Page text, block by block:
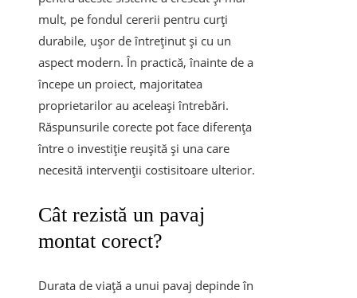
mult, pe fondul cererii pentru curți
durabile, ușor de întreținut și cu un
aspect modern.În practică, înainte de a
începe un proiect, majoritatea
proprietarilor au aceleași întrebări.
Răspunsurile corecte pot face diferența
între o investiție reușită și una care
necesită intervenții costisitoare ulterior.
Cât rezistă un pavaj
montat corect?
Durata de viață a unui pavaj depinde în